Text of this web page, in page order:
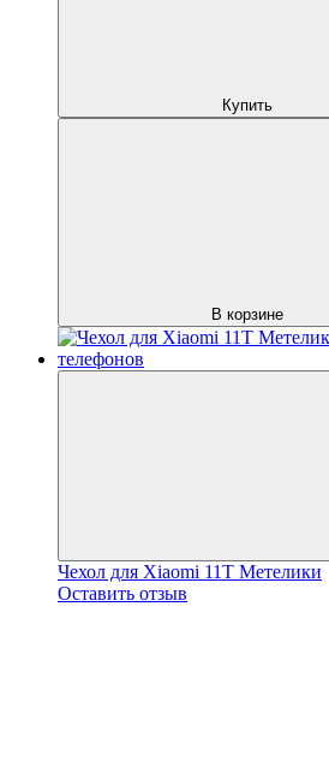
Купить
В корзине
Чехол для Xiaomi 11T Метелики
Оставить отзыв